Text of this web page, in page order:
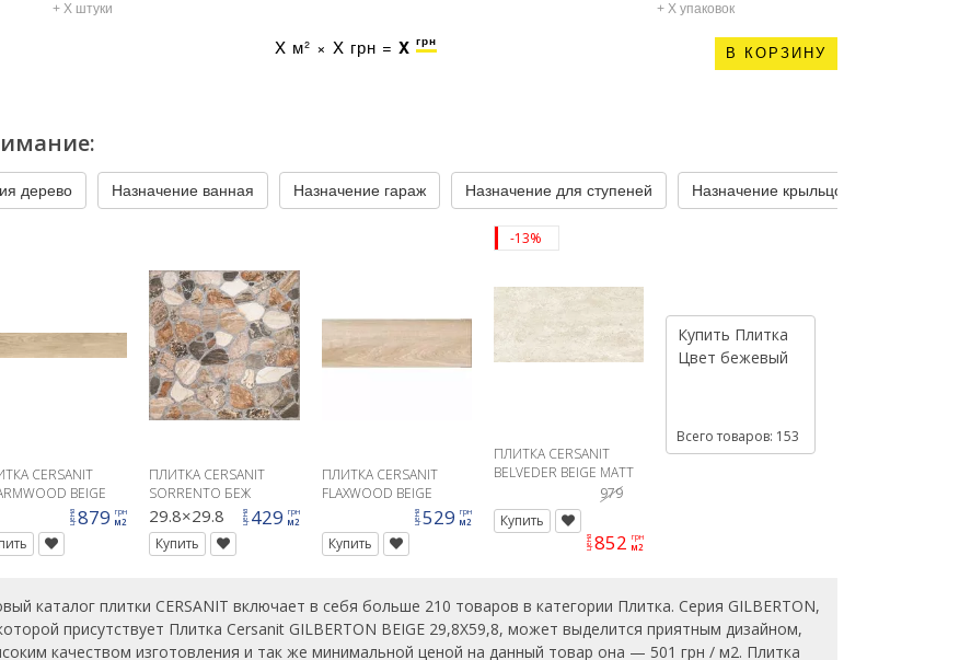
+ X штуки + X упаковок
X м² × X грн = X грн
В КОРЗИНУ
дерево Назначение ванная Назначение гараж Назначение для ступеней Назначение крыльцо
CERSANIT
BEIGE
RECT 19,8X119,8
цена879 грн
м2
ПЛИТКА CERSANIT
SORRENTO БЕЖ
29.8×29.8 цена429 грн
м2
Купить
ПЛИТКА CERSANIT
FLAXWOOD BEIGE
цена529 грн
м2
Купить
-13%
ПЛИТКА CERSANIT
BELVEDER BEIGE MATT
RECT 59,8X119,8 G1
979
Купить
цена852 грн
м2
Купить Плитка
Цвет бежевый
Всего товаров: 153
каталог плитки CERSANIT включает в себя больше 210 товаров в категории Плитка. Серия GILBERTON,
присутствует Плитка Cersanit GILBERTON BEIGE 29,8X59,8, может выделится приятным дизайном,
качеством изготовления и так же минимальной ценой на данный товар она — 501 грн / м2. Плитка